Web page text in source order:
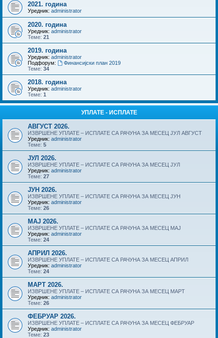
2021. година
Уредник: administrator
2020. година
Уредник: administrator
Теме: 21
2019. година
Уредник: administrator
Подфорум:
Финансијски план 2019
Теме: 34
2018. година
Уредник: administrator
Теме: 1
УПЛАТЕ - ИСПЛАТЕ
АВГУСТ 2026.
ИЗВРШЕНЕ УПЛАТЕ – ИСПЛАТЕ СА РАЧУНА ЗА МЕСЕЦ ЈУЛ АВГУСТ
Уредник: administrator
Теме: 5
ЈУЛ 2026.
ИЗВРШЕНЕ УПЛАТЕ – ИСПЛАТЕ СА РАЧУНА ЗА МЕСЕЦ ЈУЛ
Уредник: administrator
Теме: 27
ЈУН 2026.
ИЗВРШЕНЕ УПЛАТЕ – ИСПЛАТЕ СА РАЧУНА ЗА МЕСЕЦ ЈУН
Уредник: administrator
Теме: 26
МАЈ 2026.
ИЗВРШЕНЕ УПЛАТЕ – ИСПЛАТЕ СА РАЧУНА ЗА МЕСЕЦ МАЈ
Уредник: administrator
Теме: 24
АПРИЛ 2026.
ИЗВРШЕНЕ УПЛАТЕ – ИСПЛАТЕ СА РАЧУНА ЗА МЕСЕЦ АПРИЛ
Уредник: administrator
Теме: 24
МАРТ 2026.
ИЗВРШЕНЕ УПЛАТЕ – ИСПЛАТЕ СА РАЧУНА ЗА МЕСЕЦ МАРТ
Уредник: administrator
Теме: 26
ФЕБРУАР 2026.
ИЗВРШЕНЕ УПЛАТЕ – ИСПЛАТЕ СА РАЧУНА ЗА МЕСЕЦ ФЕБРУАР
Уредник: administrator
Теме: 23